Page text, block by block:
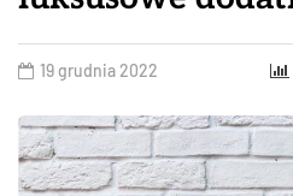
19 grudnia 2022